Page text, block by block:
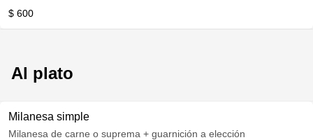
$ 600
Al plato
Milanesa simple
Milanesa de carne o suprema + guarnición a elección